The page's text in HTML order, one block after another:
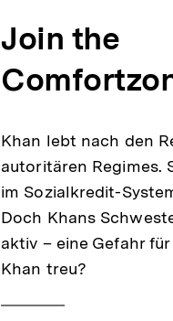
Join the
Khan lebt nach den
autoritären Regimes.
im Sozialkredit-
Doch Khans
aktiv – eine Gefahr
Khan treu?